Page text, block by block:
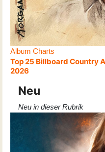
Album Charts
Top 25 Billboard Country
2026
Neu
Neu in dieser Rubrik